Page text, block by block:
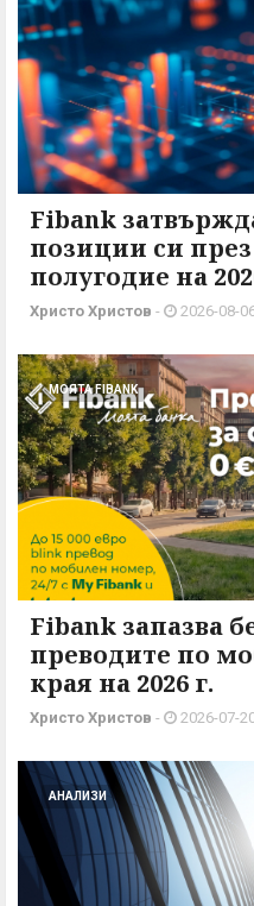
Fibank
позиции си
полугодие на
Христо Христов - 2026-08-
МОЯТА FIBANK
Fibank запазва
преводите по
края на 2026 г.
Христо Христов - 2026-07-
АНАЛИЗИ